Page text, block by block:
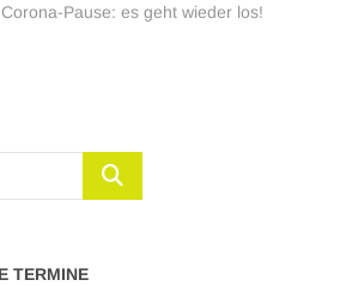
Pause: es geht wieder los!
TERMINE